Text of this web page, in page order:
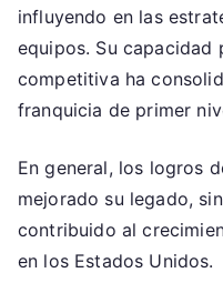
influyendo en las
equipos. Su capacidad
competitiva ha
franquicia de primer
En general, los logros
mejorado su legado,
contribuido al
en los Estados Unidos.